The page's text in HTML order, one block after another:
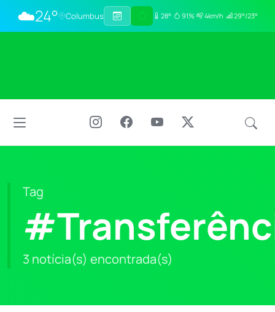
☁️24° Columbus 28° 91% 4km/h 29°/23°
Tag
3 notícia(s) encontrada(s)